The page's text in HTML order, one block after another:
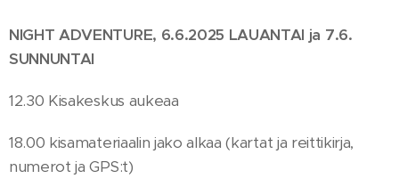
NIGHT ADVENTURE, 6.6.2025 LAUANTAI ja 7.6.
SUNNUNTAI
12.30 Kisakeskus aukeaa
18.00 kisamateriaalin jako alkaa (kartat ja reittikirja,
numerot ja GPS:t)